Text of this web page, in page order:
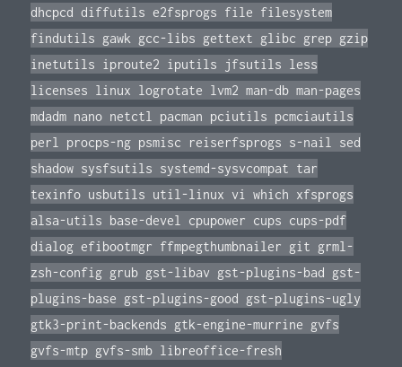
dhcpcd diffutils e2fsprogs file filesystem
findutils gawk gcc-libs gettext glibc grep gzip
inetutils iproute2 iputils jfsutils less
licenses linux logrotate lvm2 man-db man-pages
mdadm nano netctl pacman pciutils pcmciautils
perl procps-ng psmisc reiserfsprogs s-nail sed
shadow sysfsutils systemd-sysvcompat tar
texinfo usbutils util-linux vi which xfsprogs
alsa-utils base-devel cpupower cups cups-pdf
dialog efibootmgr ffmpegthumbnailer git grml-
zsh-config grub gst-libav gst-plugins-bad gst-
plugins-base gst-plugins-good gst-plugins-ugly
gtk3-print-backends gtk-engine-murrine gvfs
gvfs-mtp gvfs-smb libreoffice-fresh